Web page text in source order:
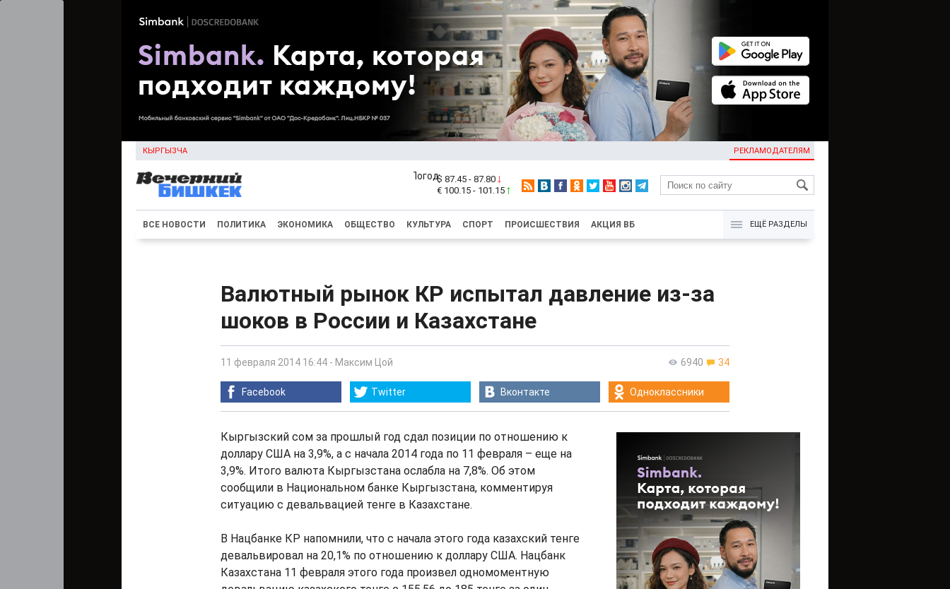
КЫРГЫЗЧА РЕКЛАМОДАТЕЛЯМ
KG
$ 87.45 - 87.80
€ 100.15 - 101.15
ВСЕ НОВОСТИ ПОЛИТИКА ЭКОНОМИКА ОБЩЕСТВО КУЛЬТУРА СПОРТ ПРОИСШЕСТВИЯ АКЦИЯ ВБ ЕЩЁ РАЗДЕЛЫ
Валютный рынок КР испытал давление из-за
шоков в России и Казахстане
6940 34
11 февраля 2014 16:44 - Максим Цой
Facebook Twitter Вконтакте Одноклассники
Кыргызский сом за прошлый год сдал позиции по отношению к
доллару США на 3,9%, а с начала 2014 года по 11 февраля – еще на
3,9%. Итого валюта Кыргызстана ослабла на 7,8%. Об этом
сообщили в Национальном банке Кыргызстана, комментируя
ситуацию с девальвацией тенге в Казахстане.
В Нацбанке КР напомнили, что с начала этого года казахский тенге
девальвировал на 20,1% по отношению к доллару США. Нацбанк
Казахстана 11 февраля этого года произвел одномоментную